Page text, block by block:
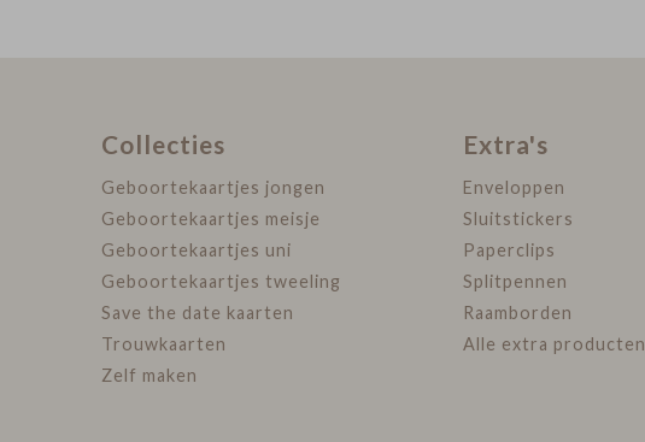
Collecties
Geboortekaartjes jongen
Geboortekaartjes meisje
Geboortekaartjes uni
Geboortekaartjes tweeling
Save the date kaarten
Trouwkaarten
Zelf maken
Extra's
Enveloppen
Sluitstickers
Paperclips
Splitpennen
Raamborden
Alle extra producten